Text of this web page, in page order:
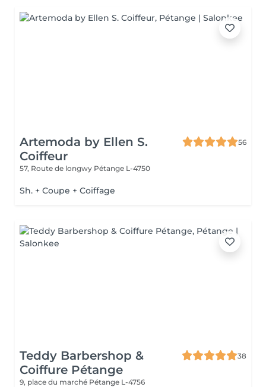
Artemoda by Ellen S.
Coiffeur
56
57, Route de longwy Pétange L-4750
Sh. + Coupe + Coiffage
Teddy Barbershop &
Coiffure Pétange
38
9, place du marché Pétange L-4756